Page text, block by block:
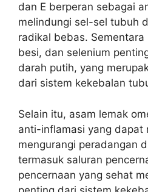
dan E berperan sebagai
melindungi sel-sel tubuh
radikal bebas.
besi, dan selenium
darah putih, yang
dari sistem kekebalan
Selain itu, asam lemak
anti-inflamasi yang dapat
mengurangi peradangan
termasuk saluran
pencernaan yang sehat